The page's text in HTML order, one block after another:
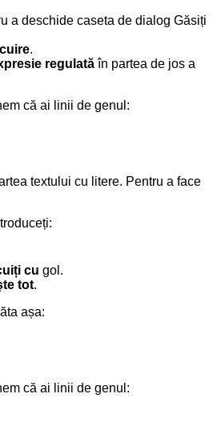
a deschide caseta de dialog Găsiți
.
regulatăîn partea de jos a
că ai linii de genul:
textului cu litere. Pentru a face
cu gol.
tot.
așa:
că ai linii de genul: